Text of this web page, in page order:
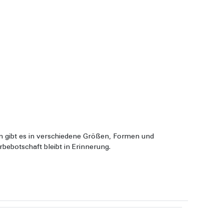
gibt es in verschiedene Größen, Formen und
bleibt in Erinnerung.